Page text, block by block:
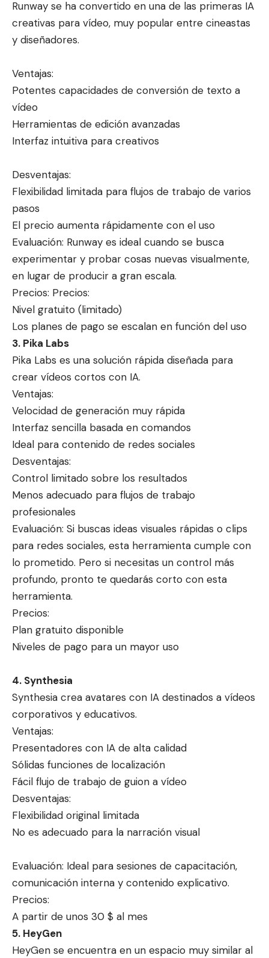
Runway se ha convertido en una de las primeras IA
creativas para vídeo, muy popular entre cineastas
y diseñadores.
Ventajas:
Potentes capacidades de conversión de texto a
vídeo
Herramientas de edición avanzadas
Interfaz intuitiva para creativos
Desventajas:
Flexibilidad limitada para flujos de trabajo de varios
pasos
El precio aumenta rápidamente con el uso
Evaluación: Runway es ideal cuando se busca
experimentar y probar cosas nuevas visualmente,
en lugar de producir a gran escala.
Precios: Precios:
Nivel gratuito (limitado)
Los planes de pago se escalan en función del uso
3. Pika Labs
Pika Labs es una solución rápida diseñada para
crear vídeos cortos con IA.
Ventajas:
Velocidad de generación muy rápida
Interfaz sencilla basada en comandos
Ideal para contenido de redes sociales
Desventajas:
Control limitado sobre los resultados
Menos adecuado para flujos de trabajo
profesionales
Evaluación: Si buscas ideas visuales rápidas o clips
para redes sociales, esta herramienta cumple con
lo prometido. Pero si necesitas un control más
profundo, pronto te quedarás corto con esta
herramienta.
Precios:
Plan gratuito disponible
Niveles de pago para un mayor uso
4. Synthesia
Synthesia crea avatares con IA destinados a vídeos
corporativos y educativos.
Ventajas:
Presentadores con IA de alta calidad
Sólidas funciones de localización
Fácil flujo de trabajo de guion a vídeo
Desventajas:
Flexibilidad original limitada
No es adecuado para la narración visual
Evaluación: Ideal para sesiones de capacitación,
comunicación interna y contenido explicativo.
Precios:
A partir de unos 30 $ al mes
5. HeyGen
HeyGen se encuentra en un espacio muy similar al